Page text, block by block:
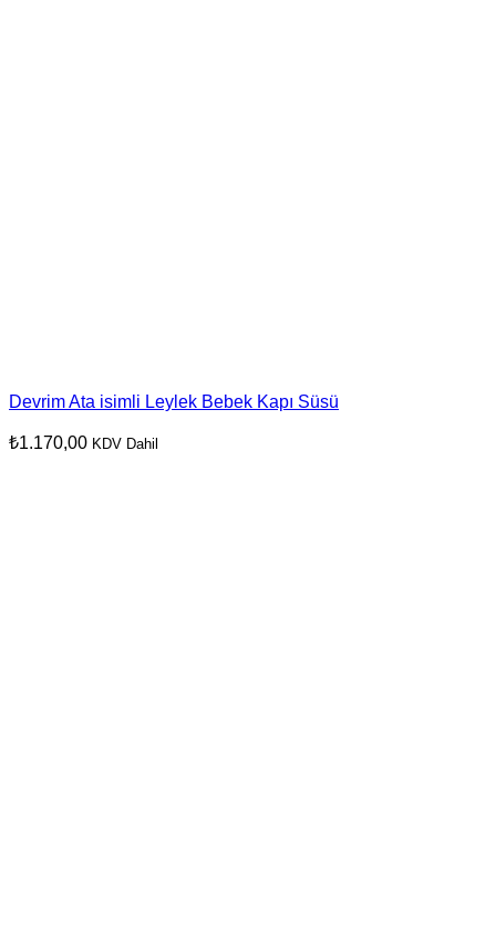
Devrim Ata isimli Leylek Bebek Kapı Süsü
₺1.170,00 KDV Dahil